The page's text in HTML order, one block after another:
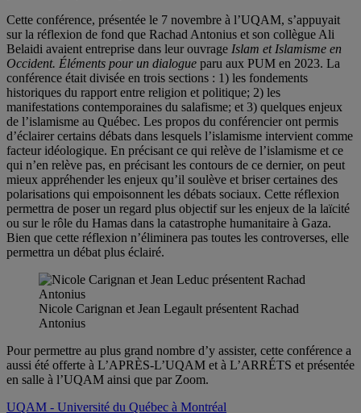
Cette conférence, présentée le 7 novembre à l’UQAM, s’appuyait
sur la réflexion de fond que Rachad Antonius et son collègue Ali
Belaidi avaient entreprise dans leur ouvrage Islam et Islamisme en
Occident. Éléments pour un dialogue paru aux PUM en 2023. La
conférence était divisée en trois sections : 1) les fondements
historiques du rapport entre religion et politique; 2) les
manifestations contemporaines du salafisme; et 3) quelques enjeux
de l’islamisme au Québec. Les propos du conférencier ont permis
d’éclairer certains débats dans lesquels l’islamisme intervient comme
facteur idéologique. En précisant ce qui relève de l’islamisme et ce
qui n’en relève pas, en précisant les contours de ce dernier, on peut
mieux appréhender les enjeux qu’il soulève et briser certaines des
polarisations qui empoisonnent les débats sociaux. Cette réflexion
permettra de poser un regard plus objectif sur les enjeux de la laïcité
ou sur le rôle du Hamas dans la catastrophe humanitaire à Gaza.
Bien que cette réflexion n’éliminera pas toutes les controverses, elle
permettra un débat plus éclairé.
Nicole Carignan et Jean Legault présentent Rachad
Antonius
Pour permettre au plus grand nombre d’y assister, cette conférence a
aussi été offerte à L’APRÈS-L’UQAM et à L’ARRÉTS et présentée
en salle à l’UQAM ainsi que par Zoom.
UQAM - Université du Québec à Montréal